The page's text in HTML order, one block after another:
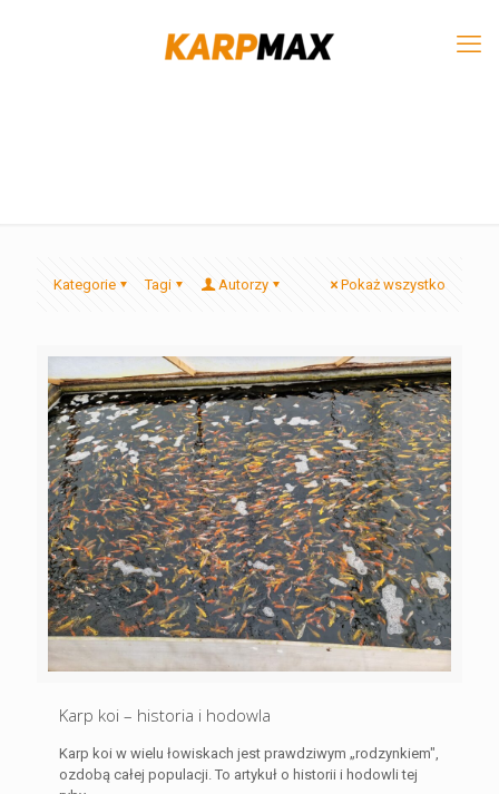
Kategorie Tagi Autorzy Pokaż wszystko
Karp koi – historia i hodowla
Karp koi w wielu łowiskach jest prawdziwym „rodzynkiem",
ozdobą całej populacji. To artykuł o historii i hodowli tej